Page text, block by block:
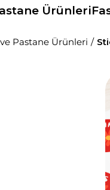
Ürünleri
ve Pastane Ürünleri